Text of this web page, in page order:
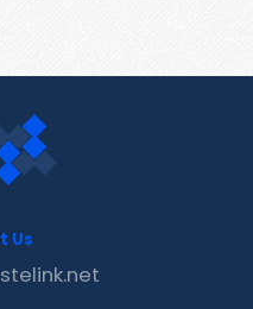
Us